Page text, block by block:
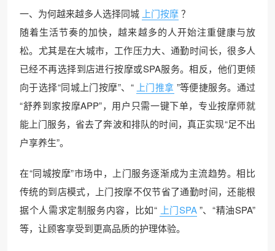
一、为何越来越多人选择同城 上门按摩？
随着生活节奏的加快，越来越多的人开始注重健康与放
松。尤其是在大城市，工作压力大、通勤时间长，很多人
已经不再选择到店进行按摩或SPA服务。相反，他们更倾
向于选择“同城上门按摩”、“ 上门推拿 ”等便捷服务。通过
“舒养到家按摩APP”，用户只需一键下单，专业按摩师就
能上门服务，省去了奔波和排队的时间，真正实现“足不出
户享养生”。
在“同城按摩”市场中，上门服务逐渐成为主流趋势。相比
传统的到店模式，上门按摩不仅节省了通勤时间，还能根
据个人需求定制服务内容，比如“ 上门SPA”、“精油SPA”
等，让顾客享受到更高品质的护理体验。